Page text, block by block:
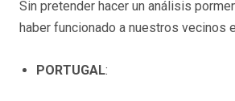
Sin pretender hacer un análisis
haber funcionado a nuestros vecinos
PORTUGAL: